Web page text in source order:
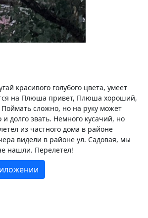
красивого голубого цвета, умеет
на Плюша привет, Плюша хороший,
сложно, но на руку может
и долго звать. Немного кусачий, но
из частного дома в районе
видели в районе ул. Садовая, мы
нашли. Перелетел!